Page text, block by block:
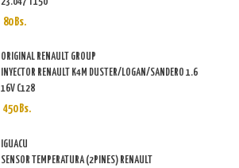
80 Bs.
ORIGINAL RENAULT GROUP
INYECTOR RENAULT K4M DUSTER/LOGAN/SANDERO 1.6
16V C128
450 Bs.
IGUACU
SENSOR TEMPERATURA (2PINES) RENAULT